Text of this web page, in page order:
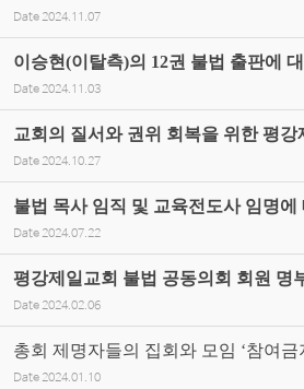
Date 2024.11.07
이승현(이탈측)의 12권 불법 출판에
Date 2024.11.03
교회의 질서와 권위 회복을 위한 평
Date 2024.10.27
불법 목사 임직 및 교육전도사 임명에
Date 2024.07.22
평강제일교회 불법 공동의회 회원 명
Date 2024.02.06
총회 제명자들의 집회와 모임 ‘참여금
Date 2024.01.10